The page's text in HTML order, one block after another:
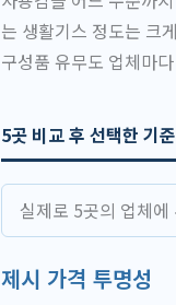
는 생활기스 정도는 크
구성품 유무도 업체마
5곳 비교 후 선택한 기준
실제로 5곳의 업체
제시 가격 투명성